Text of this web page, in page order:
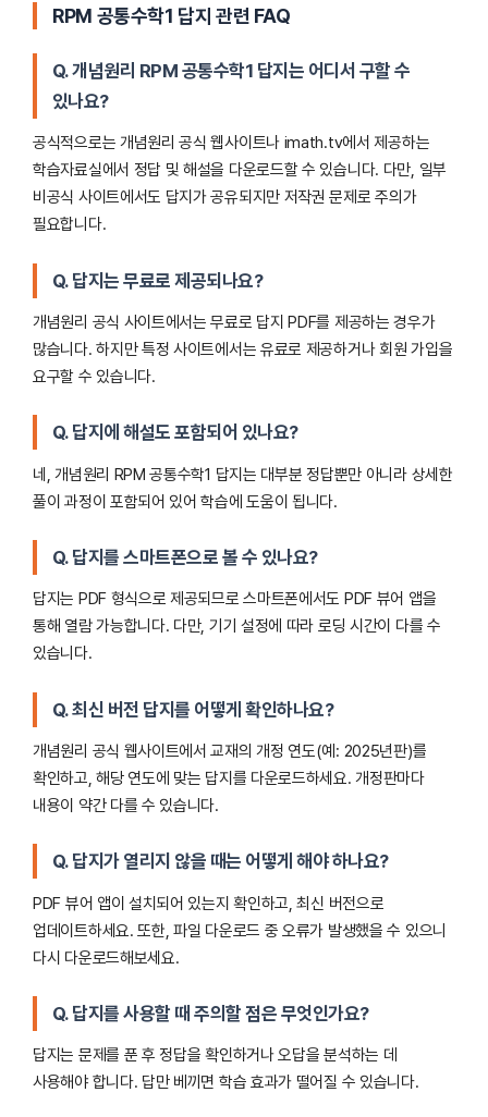
RPM 공통수학1 답지 관련 FAQ
Q. 개념원리 RPM 공통수학1 답지는 어디서 구할 수
있나요?
공식적으로는 개념원리 공식 웹사이트나 imath.tv에서 제공하는
학습자료실에서 정답 및 해설을 다운로드할 수 있습니다. 다만, 일부
비공식 사이트에서도 답지가 공유되지만 저작권 문제로 주의가
필요합니다.
Q. 답지는 무료로 제공되나요?
개념원리 공식 사이트에서는 무료로 답지 PDF를 제공하는 경우가
많습니다. 하지만 특정 사이트에서는 유료로 제공하거나 회원 가입을
요구할 수 있습니다.
Q. 답지에 해설도 포함되어 있나요?
네, 개념원리 RPM 공통수학1 답지는 대부분 정답뿐만 아니라 상세한
풀이 과정이 포함되어 있어 학습에 도움이 됩니다.
Q. 답지를 스마트폰으로 볼 수 있나요?
답지는 PDF 형식으로 제공되므로 스마트폰에서도 PDF 뷰어 앱을
통해 열람 가능합니다. 다만, 기기 설정에 따라 로딩 시간이 다를 수
있습니다.
Q. 최신 버전 답지를 어떻게 확인하나요?
개념원리 공식 웹사이트에서 교재의 개정 연도(예: 2025년판)를
확인하고, 해당 연도에 맞는 답지를 다운로드하세요. 개정판마다
내용이 약간 다를 수 있습니다.
Q. 답지가 열리지 않을 때는 어떻게 해야 하나요?
PDF 뷰어 앱이 설치되어 있는지 확인하고, 최신 버전으로
업데이트하세요. 또한, 파일 다운로드 중 오류가 발생했을 수 있으니
다시 다운로드해보세요.
Q. 답지를 사용할 때 주의할 점은 무엇인가요?
답지는 문제를 푼 후 정답을 확인하거나 오답을 분석하는 데
사용해야 합니다. 답만 베끼면 학습 효과가 떨어질 수 있습니다.